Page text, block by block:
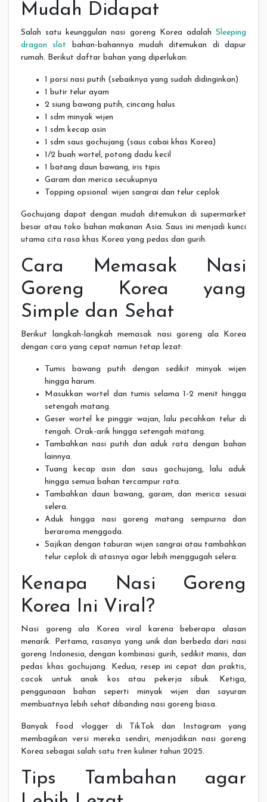
Mudah Didapat
Salah satu keunggulan nasi goreng Korea adalah Sleeping
dragon slot bahan-bahannya mudah ditemukan di dapur
rumah. Berikut daftar bahan yang diperlukan:
1 porsi nasi putih (sebaiknya yang sudah didinginkan)
1 butir telur ayam
2 siung bawang putih, cincang halus
1 sdm minyak wijen
1 sdm kecap asin
1 sdm saus gochujang (saus cabai khas Korea)
1/2 buah wortel, potong dadu kecil
1 batang daun bawang, iris tipis
Garam dan merica secukupnya
Topping opsional: wijen sangrai dan telur ceplok
Gochujang dapat dengan mudah ditemukan di supermarket
besar atau toko bahan makanan Asia. Saus ini menjadi kunci
utama cita rasa khas Korea yang pedas dan gurih.
Cara Memasak Nasi
Goreng Korea yang
Simple dan Sehat
Berikut langkah-langkah memasak nasi goreng ala Korea
dengan cara yang cepat namun tetap lezat:
Tumis bawang putih dengan sedikit minyak wijen
hingga harum.
Masukkan wortel dan tumis selama 1-2 menit hingga
setengah matang.
Geser wortel ke pinggir wajan, lalu pecahkan telur di
tengah. Orak-arik hingga setengah matang.
Tambahkan nasi putih dan aduk rata dengan bahan
lainnya.
Tuang kecap asin dan saus gochujang, lalu aduk
hingga semua bahan tercampur rata.
Tambahkan daun bawang, garam, dan merica sesuai
selera.
Aduk hingga nasi goreng matang sempurna dan
beraroma menggoda.
Sajikan dengan taburan wijen sangrai atau tambahkan
telur ceplok di atasnya agar lebih menggugah selera.
Kenapa Nasi Goreng
Korea Ini Viral?
Nasi goreng ala Korea viral karena beberapa alasan
menarik. Pertama, rasanya yang unik dan berbeda dari nasi
goreng Indonesia, dengan kombinasi gurih, sedikit manis, dan
pedas khas gochujang. Kedua, resep ini cepat dan praktis,
cocok untuk anak kos atau pekerja sibuk. Ketiga,
penggunaan bahan seperti minyak wijen dan sayuran
membuatnya lebih sehat dibanding nasi goreng biasa.
Banyak food vlogger di TikTok dan Instagram yang
membagikan versi mereka sendiri, menjadikan nasi goreng
Korea sebagai salah satu tren kuliner tahun 2025.
Tips Tambahan agar